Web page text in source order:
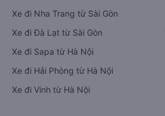
Xe đi Nha Trang từ Sài Gòn
Xe đi Đà Lạt từ Sài Gòn
Xe đi Sapa từ Hà Nội
Xe đi Hải Phòng từ Hà Nội
Xe đi Vinh từ Hà Nội